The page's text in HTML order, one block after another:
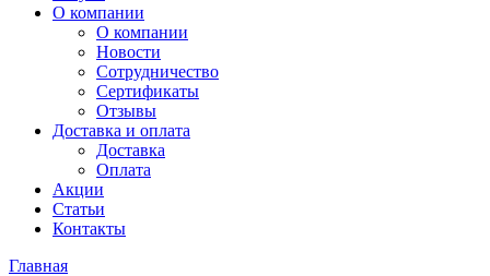
О компании
О компании
Новости
Сотрудничество
Сертификаты
Отзывы
Доставка и оплата
Доставка
Оплата
Акции
Статьи
Контакты
Главная